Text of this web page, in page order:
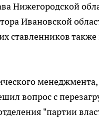
Нижегородской
Ивановской
ставленников
вопрос с
"партии